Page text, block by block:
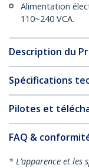
Alimentation
110~240 VCA.
Description du
Spécifications
Pilotes et
FAQ &
* L’apparence et